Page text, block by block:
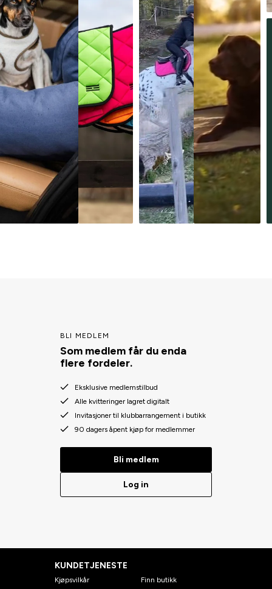
BLI MEDLEM
Som medlem får du enda
flere fordeler.
Eksklusive medlemstilbud
Alle kvitteringer lagret digitalt
Invitasjoner til klubbarrangement i butikk
90 dagers åpent kjøp for medlemmer
Bli medlem
Log in
KUNDETJENESTE
Kjøpsvilkår
Finn butikk